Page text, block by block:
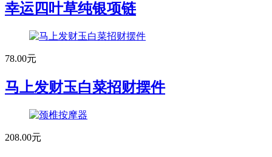
幸运四叶草纯银项链
78.00元
马上发财玉白菜招财摆件
208.00元